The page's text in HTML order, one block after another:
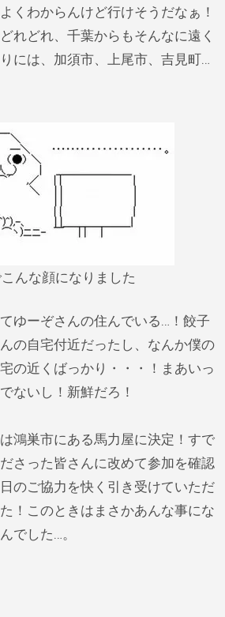
くわからんけど行けそうだなぁ！
れどれ、千葉からもそんなに遠く
には、加須市、上尾市、吉見町…
んな顔になりました
ゆーぞさんの住んでいる…！餃子
の自宅付近だったし、なんか僕の
の近くばっかり・・・！まあいっ
ないし！新鮮だろ！
鴻巣市にある馬力屋に決定！すで
さった皆さんに改めて参加を確認
のご協力を快く引き受けていただ
！このときはまさかあんな事にな
でした…。